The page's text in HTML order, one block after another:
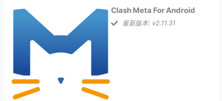
Clash Meta For Android
最新版本: v2.11.31